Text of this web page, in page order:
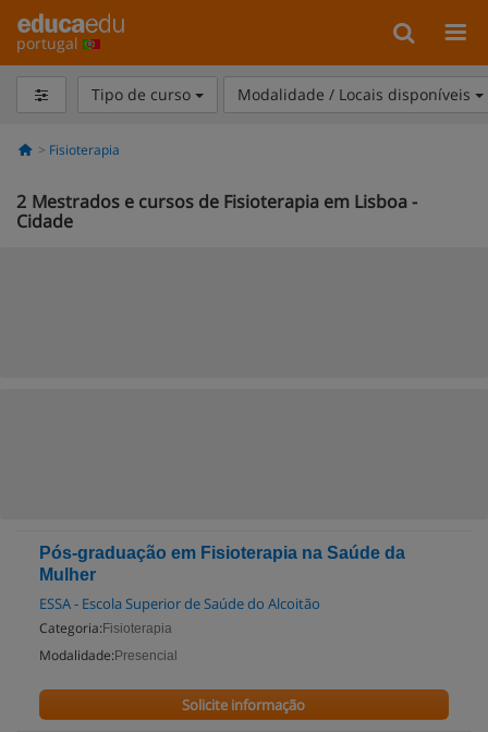
portugal
Tipo de curso Modalidade / Locais disponíveis
Fisioterapia
2 Mestrados e cursos de Fisioterapia em Lisboa -
Cidade
Pós-graduação em Fisioterapia na Saúde da
Mulher
ESSA - Escola Superior de Saúde do Alcoitão
Categoria: Fisioterapia
Modalidade: Presencial
Solicite informação